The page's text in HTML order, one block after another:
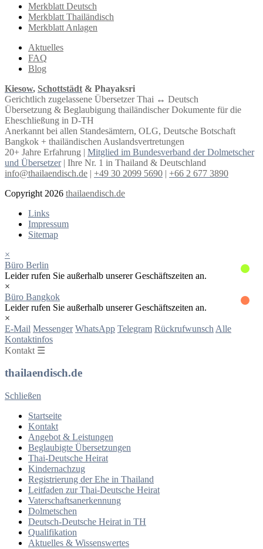
Merkblatt Deutsch
Merkblatt Thailändisch
Merkblatt Anlagen
Aktuelles
FAQ
Blog
Kiesow, Schottstädt & Phayaksri
Gerichtlich zugelassene Übersetzer Thai ↔︎ Deutsch
Übersetzung & Beglaubigung thailändischer Dokumente für die
Eheschließung in D-TH
Anerkannt bei allen Standesämtern, OLG, Deutsche Botschaft
Bangkok + thailändischen Auslandsvertretungen
20+ Jahre Erfahrung | Mitglied im Bundesverband der Dolmetscher
und Übersetzer| Ihre Nr. 1 in Thailand & Deutschland
info@thailaendisch.de | +49 30 2099 5690 | +66 2 677 3890
Copyright 2026 thailaendisch.de
Links
Impressum
Sitemap
×
Büro Berlin
Leider rufen Sie außerhalb unserer Geschäftszeiten an.
×
Büro Bangkok
Leider rufen Sie außerhalb unserer Geschäftszeiten an.
×
E-Mail Messenger WhatsApp Telegram Rückrufwunsch Alle
Kontaktinfos
Kontakt ☰
thailaendisch.de
Schließen
Startseite
Kontakt
Angebot & Leistungen
Beglaubigte Übersetzungen
Thai-Deutsche Heirat
Kindernachzug
Registrierung der Ehe in Thailand
Leitfaden zur Thai-Deutsche Heirat
Vaterschaftsanerkennung
Dolmetschen
Deutsch-Deutsche Heirat in TH
Qualifikation
Aktuelles & Wissenswertes